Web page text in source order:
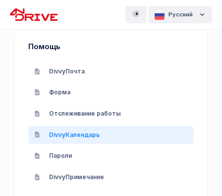
Pусский
Помощь
DivvyПочта
Форма
Отслеживание работы
DivvyКалендарь
Пароли
DivvyПримечание